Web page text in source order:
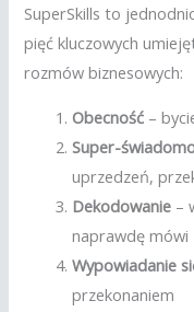
SuperSkills to
pięć kluczowych
rozmów biznesowych:
Obecność –
Super-
uprzedzeń,
Dekodowanie –
naprawdę mówi
Wypowiadanie
przekonaniem